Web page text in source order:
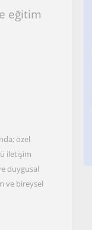
eğitim
özel
iletişim
duygusal
ve bireysel